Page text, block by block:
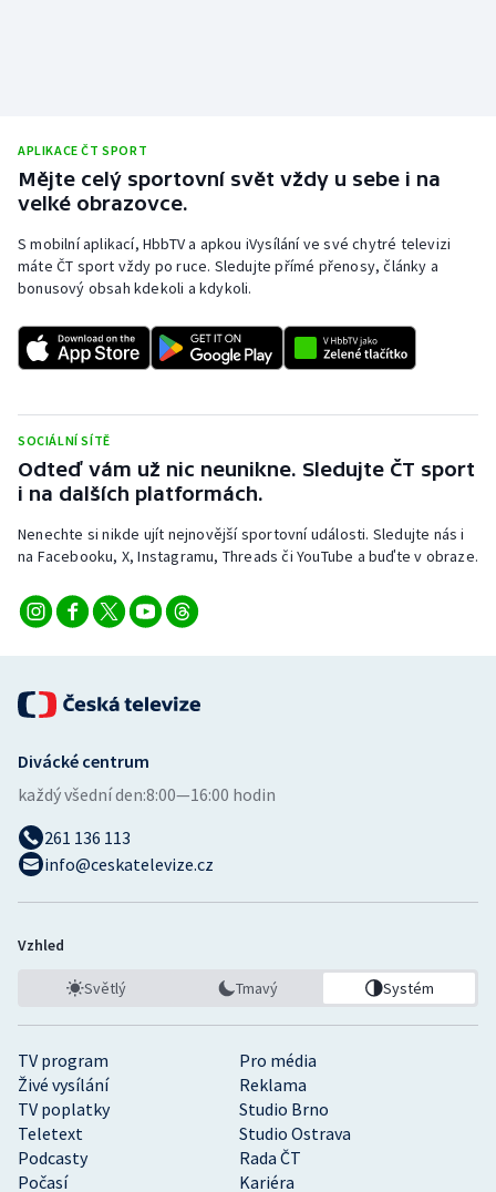
APLIKACE ČT SPORT
Mějte celý sportovní svět vždy u sebe i na
velké obrazovce.
S mobilní aplikací, HbbTV a apkou iVysílání ve své chytré televizi
máte ČT sport vždy po ruce. Sledujte přímé přenosy, články a
bonusový obsah kdekoli a kdykoli.
SOCIÁLNÍ SÍTĚ
Odteď vám už nic neunikne. Sledujte ČT sport
i na dalších platformách.
Nenechte si nikde ujít nejnovější sportovní události. Sledujte nás i
na Facebooku, X, Instagramu, Threads či YouTube a buďte v obraze.
TV program
Pro média
Živé vysílání
Reklama
TV poplatky
Studio Brno
Teletext
Studio Ostrava
Podcasty
Rada ČT
Počasí
Kariéra
Divácké centrum
každý všední den:8:00—16:00 hodin
261 136 113
info@ceskatelevize.cz
Vzhled
Světlý Tmavý Systém